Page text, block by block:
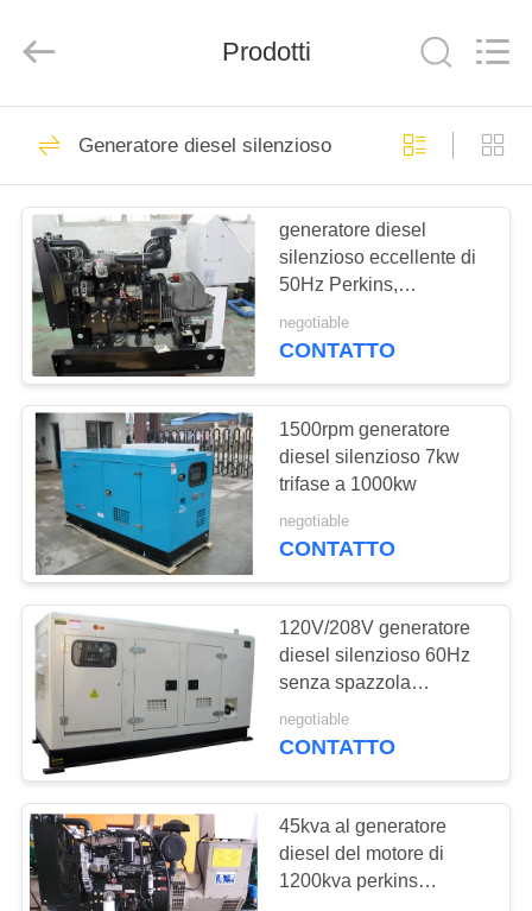
CASA
PRODOTTI
CIRCA
NOI
GIRO
DELLA
FABBRICA
CONTROLLO
DI
QUALITÀ
CONTATTICI
RICHIEDA
UNA
CITAZIONE
Power
Equipment
Generatore diesel
del gruppo
elettrogeno
243
Generatore di
saldatore diesel
78
PERKINS Diesel
Generator
217
Prodotti
Generatore diesel silenzioso
generatore diesel
silenzioso eccellente di
50Hz Perkins,
generatore di 10kw
12kva
negotiable
CONTATTO
1500rpm generatore
diesel silenzioso 7kw
trifase a 1000kw
negotiable
CONTATTO
120V/208V generatore
diesel silenzioso 60Hz
senza spazzola
1800rpm
negotiable
CONTATTO
45kva al generatore
diesel del motore di
1200kva perkins